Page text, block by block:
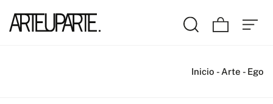
Inicio - Arte - Ego